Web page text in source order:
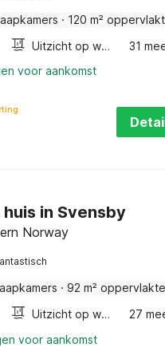
· 120 m²
Uitzicht op water
31
voor aankomst
in Svensby
Norway
· 92 m² oppervlakte
Uitzicht op water
27
voor aankomst